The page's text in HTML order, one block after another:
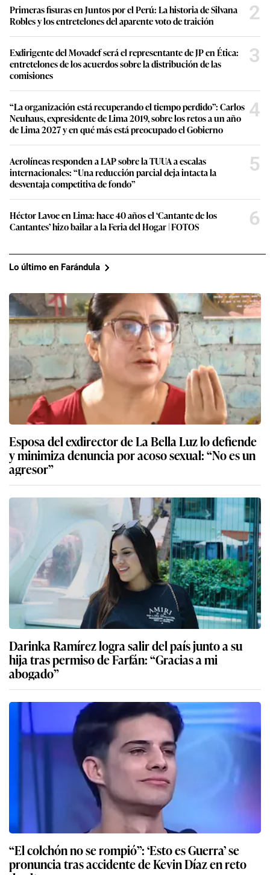
Primeras fisuras en Juntos por el Perú: La historia de Silvana
Robles y los entretelones del aparente voto de traición
2
Exdirigente del Movadef será el representante de JP en Ética:
entretelones de los acuerdos sobre la distribución de las
comisiones
3
“La organización está recuperando el tiempo perdido”: Carlos
Neuhaus, expresidente de Lima 2019, sobre los retos a un año
de Lima 2027 y en qué más está preocupado el Gobierno
4
Aerolíneas responden a LAP sobre la TUUA a escalas
internacionales: “Una reducción parcial deja intacta la
desventaja competitiva de fondo”
5
Héctor Lavoe en Lima: hace 40 años el ‘Cantante de los
Cantantes’ hizo bailar a la Feria del Hogar | FOTOS
6
Lo último en Farándula
Esposa del exdirector de La Bella Luz lo defiende
y minimiza denuncia por acoso sexual: “No es un
agresor”
Darinka Ramírez logra salir del país junto a su
hija tras permiso de Farfán: “Gracias a mi
abogado”
“El colchón no se rompió”: ‘Esto es Guerra’ se
pronuncia tras accidente de Kevin Díaz en reto